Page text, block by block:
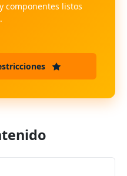
componentes listos